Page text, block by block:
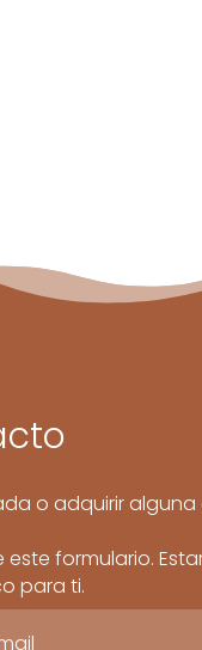
o adquirir alguna
formulario.
para ti.